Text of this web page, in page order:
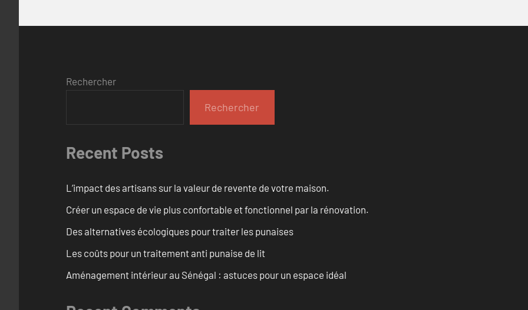
Rechercher
Rechercher
Recent Posts
L’impact des artisans sur la valeur de revente de votre maison.
Créer un espace de vie plus confortable et fonctionnel par la rénovation.
Des alternatives écologiques pour traiter les punaises
Les coûts pour un traitement anti punaise de lit
Aménagement intérieur au Sénégal : astuces pour un espace idéal